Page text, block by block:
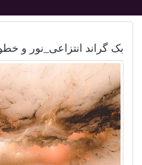
بک گراند انتزاعی_نور و